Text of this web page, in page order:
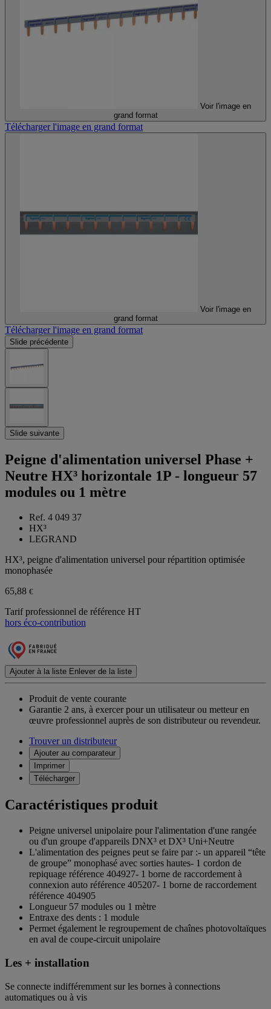
Voir l'image en
grand format
Télécharger l'image en grand format
Voir l'image en
grand format
Télécharger l'image en grand format
Slide précédente
Slide suivante
Peigne d'alimentation universel Phase +
Neutre HX³ horizontale 1P - longueur 57
modules ou 1 mètre
Ref. 4 049 37
HX³
LEGRAND
HX³, peigne d'alimentation universel pour répartition optimisée
monophasée
65,88 €
Tarif professionnel de référence HT
hors éco-contribution
Ajouter à la liste Enlever de la liste
Produit de vente courante
Garantie 2 ans, à exercer pour un utilisateur ou metteur en
œuvre professionnel auprès de son distributeur ou revendeur.
Trouver un distributeur
Ajouter au comparateur
Imprimer
Télécharger
Caractéristiques produit
Peigne universel unipolaire pour l'alimentation d'une rangée
ou d'un groupe d'appareils DNX³ et DX³ Uni+Neutre
L'alimentation des peignes peut se faire par :- un appareil “tête
de groupe” monophasé avec sorties hautes- 1 cordon de
repiquage référence 404927- 1 borne de raccordement à
connexion auto référence 405207- 1 borne de raccordement
référence 404905
Longueur 57 modules ou 1 mètre
Entraxe des dents : 1 module
Permet également le regroupement de chaînes photovoltaïques
en aval de coupe-circuit unipolaire
Les + installation
Se connecte indifféremment sur les bornes à connections
automatiques ou à vis